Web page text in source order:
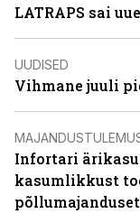
LATRAPS sai
UUDISED
Vihmane juuli
Infortari
kasumlikkust